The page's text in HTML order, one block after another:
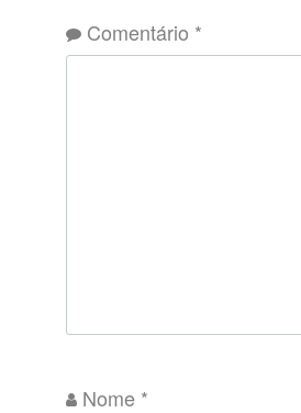
Comentário *
Nome *